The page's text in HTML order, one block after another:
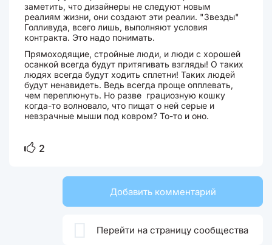
заметить, что дизайнеры не следуют новым
реалиям жизни, они создают эти реалии. "Звезды"
Голливуда, всего лишь, выполняют условия
контракта. Это надо понимать.
Прямоходящие, стройные люди, и люди с хорошей
осанкой всегда будут притягивать взгляды! О таких
людях всегда будут ходить сплетни! Таких людей
будут ненавидеть. Ведь всегда проще опплевать,
чем переплюнуть. Но разве грациозную кошку
когда-то волновало, что пищат о ней серые и
невзрачные мыши под ковром? То-то и оно.
2
Добавить комментарий
Перейти на страницу сообщества